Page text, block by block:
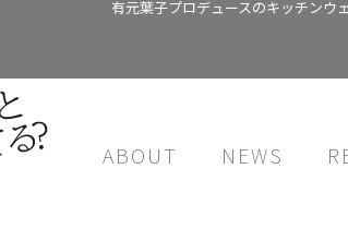
有元葉子プロデュースのキッチンウ
ABOUT NEWS